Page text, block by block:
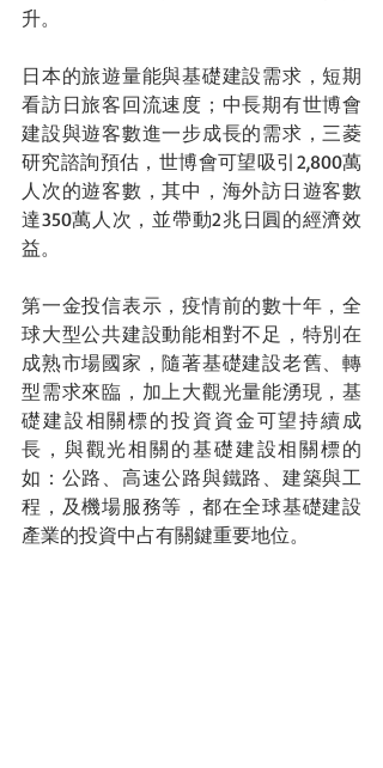
升。
日本的旅遊量能與基礎建設需求，短期
看訪日旅客回流速度；中長期有世博會
建設與遊客數進一步成長的需求，三菱
研究諮詢預估，世博會可望吸引2,800萬
人次的遊客數，其中，海外訪日遊客數
達350萬人次，並帶動2兆日圓的經濟效
益。
第一金投信表示，疫情前的數十年，全
球大型公共建設動能相對不足，特別在
成熟市場國家，隨著基礎建設老舊、轉
型需求來臨，加上大觀光量能湧現，基
礎建設相關標的投資資金可望持續成
長，與觀光相關的基礎建設相關標的
如：公路、高速公路與鐵路、建築與工
程，及機場服務等，都在全球基礎建設
產業的投資中占有關鍵重要地位。